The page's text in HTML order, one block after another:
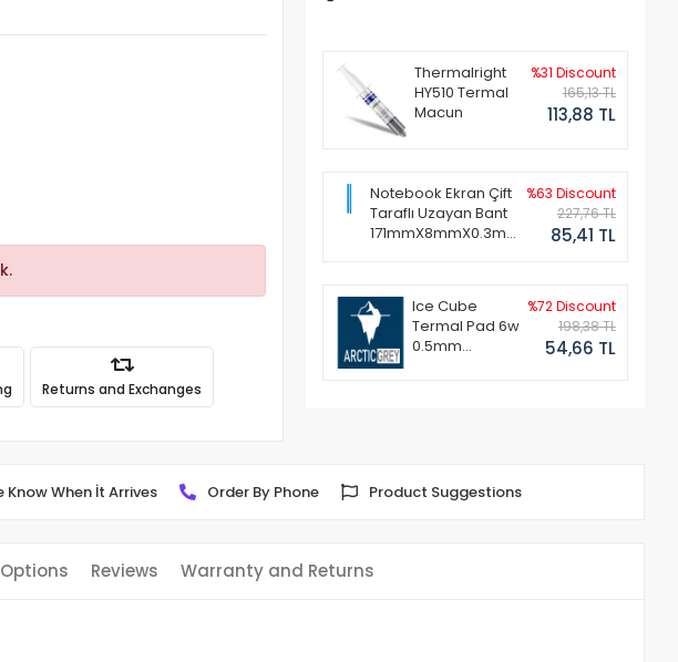
Returns and Exchanges
Thermalright
HY510 Termal
Macun
%31 Discount
165,13 TL
113,88 TL
Notebook Ekran Çift
Taraflı Uzayan Bant
171mmX8mmX0.3mm
%63 Discount
227,76 TL
85,41 TL
Ice Cube
Termal Pad 6w
0.5mm
%72 Discount
198,38 TL
54,66 TL
Know When İt Arrives Order By Phone Product Suggestions
Reviews Warranty and Returns